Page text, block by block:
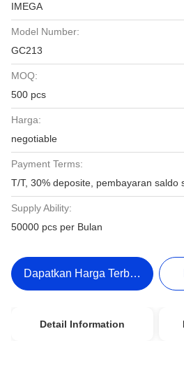
IMEGA
Model Number:
GC213
MOQ:
500 pcs
Harga:
negotiable
Payment Terms:
T/T, 30% deposite, pembayaran saldo
Supply Ability:
50000 pcs per Bulan
Dapatkan Harga Terbaik
Detail Information